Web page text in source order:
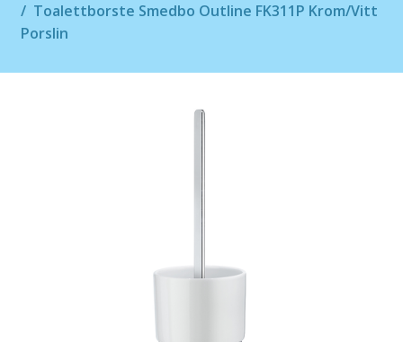
Toalettborste Smedbo Outline FK311P Krom/Vitt
Porslin